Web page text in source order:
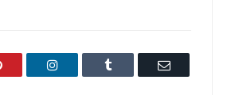
Pinterest LinkedIn Tumblr Email